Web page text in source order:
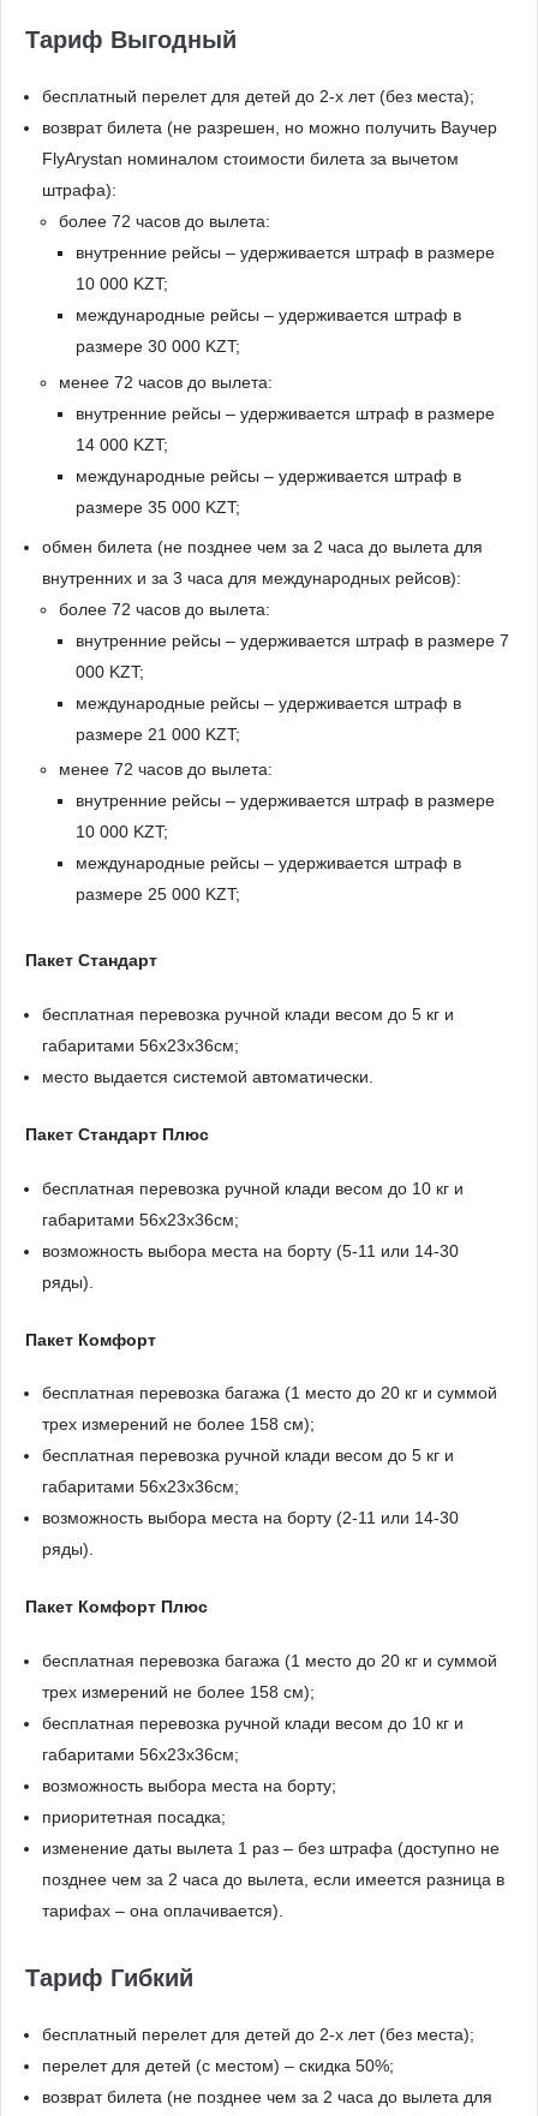
Тариф Выгодный
бесплатный перелет для детей до 2-х лет (без места);
возврат билета (не разрешен, но можно получить Ваучер
FlyArystan номиналом стоимости билета за вычетом
штрафа):
более 72 часов до вылета:
внутренние рейсы – удерживается штраф в размере
10 000 KZT;
международные рейсы – удерживается штраф в
размере 30 000 KZT;
менее 72 часов до вылета:
внутренние рейсы – удерживается штраф в размере
14 000 KZT;
международные рейсы – удерживается штраф в
размере 35 000 KZT;
обмен билета (не позднее чем за 2 часа до вылета для
внутренних и за 3 часа для международных рейсов):
более 72 часов до вылета:
внутренние рейсы – удерживается штраф в размере 7
000 KZT;
международные рейсы – удерживается штраф в
размере 21 000 KZT;
менее 72 часов до вылета:
внутренние рейсы – удерживается штраф в размере
10 000 KZT;
международные рейсы – удерживается штраф в
размере 25 000 KZT;
Пакет Стандарт
бесплатная перевозка ручной клади весом до 5 кг и
габаритами 56x23x36см;
место выдается системой автоматически.
Пакет Стандарт Плюс
бесплатная перевозка ручной клади весом до 10 кг и
габаритами 56x23x36см;
возможность выбора места на борту (5-11 или 14-30
ряды).
Пакет Комфорт
бесплатная перевозка багажа (1 место до 20 кг и суммой
трех измерений не более 158 см);
бесплатная перевозка ручной клади весом до 5 кг и
габаритами 56x23x36см;
возможность выбора места на борту (2-11 или 14-30
ряды).
Пакет Комфорт Плюс
бесплатная перевозка багажа (1 место до 20 кг и суммой
трех измерений не более 158 см);
бесплатная перевозка ручной клади весом до 10 кг и
габаритами 56x23x36см;
возможность выбора места на борту;
приоритетная посадка;
изменение даты вылета 1 раз – без штрафа (доступно не
позднее чем за 2 часа до вылета, если имеется разница в
тарифах – она оплачивается).
Тариф Гибкий
бесплатный перелет для детей до 2-х лет (без места);
перелет для детей (с местом) – скидка 50%;
возврат билета (не позднее чем за 2 часа до вылета для